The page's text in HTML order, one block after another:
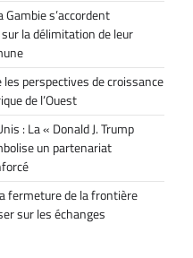
Gambie s’accordent
la délimitation de leur
les perspectives de croissance
de l’Ouest
: La « Donald J. Trump
un partenariat
fermeture de la frontière
sur les échanges